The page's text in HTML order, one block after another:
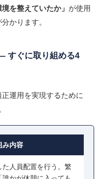
を整えていたか」 が使用
かります。
すぐに取り組める4
運用を実現するために
み内容
人員配置を行う。繁